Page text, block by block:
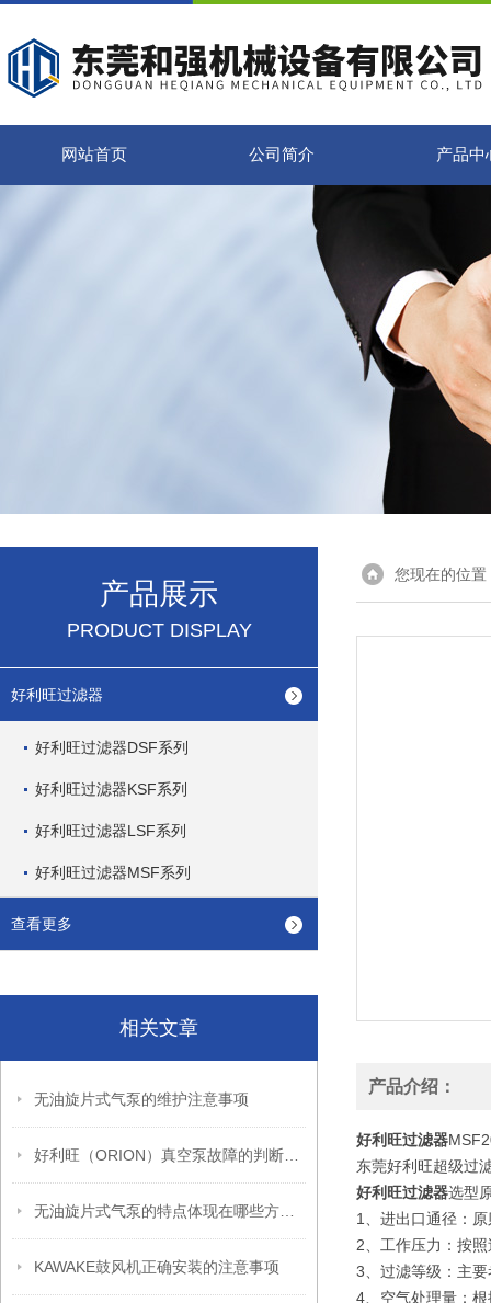
网站首页 公司简介 产品中
产品展示
PRODUCT DISPLAY
好利旺过滤器
好利旺过滤器DSF系列
好利旺过滤器KSF系列
好利旺过滤器LSF系列
好利旺过滤器MSF系列
查看更多
相关文章
无油旋片式气泵的维护注意事项
KAWAKE鼓风机正确安装的注意事项
您现在的位置
产品介绍：
好利旺过滤器
东莞好利旺超级过
好利旺过滤器选型
1、进出口通径：
2、工作压力：按
3、过滤等级：主
4、空气处理量：